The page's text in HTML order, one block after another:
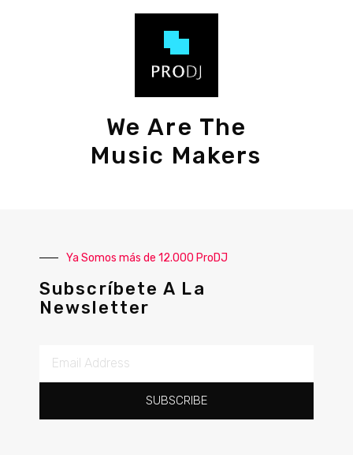
We Are The
Music Makers
Ya Somos más de 12.000 ProDJ
Subscríbete A La
Newsletter
SUBSCRIBE